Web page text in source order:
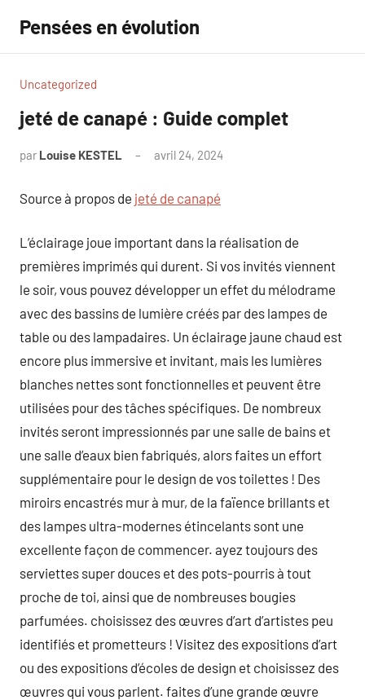
contenu
Pensées en évolution
Uncategorized
jeté de canapé : Guide complet
par Louise KESTEL avril 24, 2024
Source à propos de jeté de canapé
L’éclairage joue important dans la réalisation de
premières imprimés qui durent. Si vos invités viennent
le soir, vous pouvez développer un effet du mélodrame
avec des bassins de lumière créés par des lampes de
table ou des lampadaires. Un éclairage jaune chaud est
encore plus immersive et invitant, mais les lumières
blanches nettes sont fonctionnelles et peuvent être
utilisées pour des tâches spécifiques. De nombreux
invités seront impressionnés par une salle de bains et
une salle d’eaux bien fabriqués, alors faites un effort
supplémentaire pour le design de vos toilettes ! Des
miroirs encastrés mur à mur, de la faïence brillants et
des lampes ultra-modernes étincelants sont une
excellente façon de commencer. ayez toujours des
serviettes super douces et des pots-pourris à tout
proche de toi, ainsi que de nombreuses bougies
parfumées. choisissez des œuvres d’art d’artistes peu
identifiés et prometteurs ! Visitez des expositions d’art
ou des expositions d’écoles de design et choisissez des
œuvres qui vous parlent. faites d’une grande œuvre